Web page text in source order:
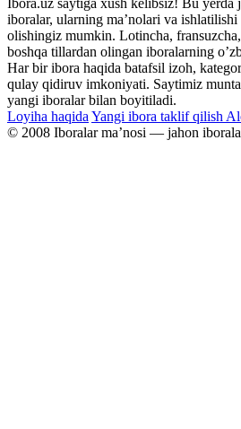
iboralar, ularning maʼnolari va
olishingiz mumkin. Lotincha,
boshqa tillardan olingan iboralarning
Har bir ibora haqida batafsil izoh,
qulay qidiruv imkoniyati. Saytimiz
yangi iboralar bilan boyitiladi.
Loyiha haqida Yangi ibora taklif qilish
© 2008 Iboralar maʼnosi — jahon